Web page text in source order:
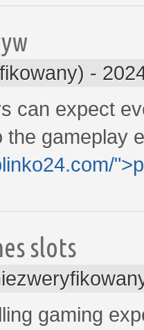
-
can expect
the gameplay
slots
gaming